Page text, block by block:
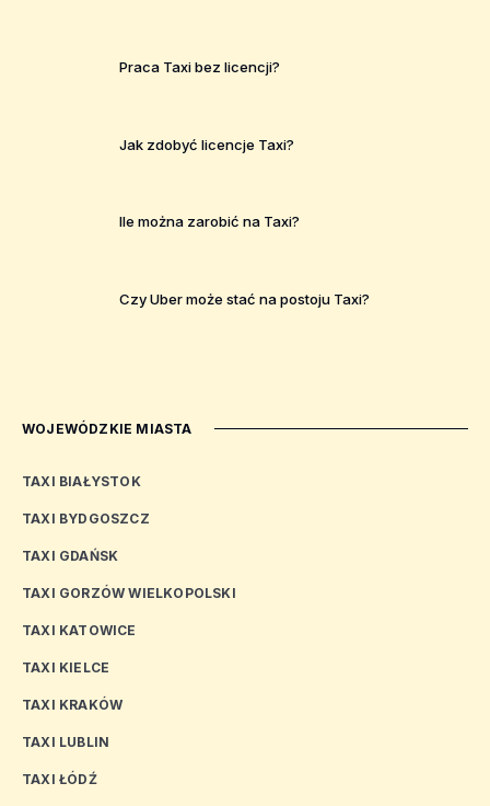
Praca Taxi bez licencji?
Jak zdobyć licencje Taxi?
Ile można zarobić na Taxi?
Czy Uber może stać na postoju Taxi?
WOJEWÓDZKIE MIASTA
TAXI BIAŁYSTOK
TAXI BYDGOSZCZ
TAXI GDAŃSK
TAXI GORZÓW WIELKOPOLSKI
TAXI KATOWICE
TAXI KIELCE
TAXI KRAKÓW
TAXI LUBLIN
TAXI ŁÓDŹ